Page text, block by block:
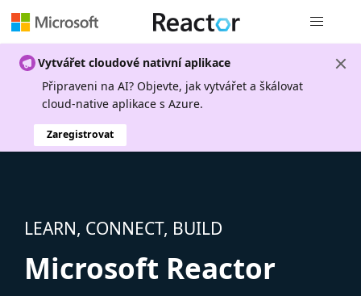
Vytvářet cloudové nativní aplikace
Připraveni na AI? Objevte, jak vytvářet a škálovat
cloud-native aplikace s Azure.
Zaregistrovat
LEARN, CONNECT, BUILD
Microsoft Reactor